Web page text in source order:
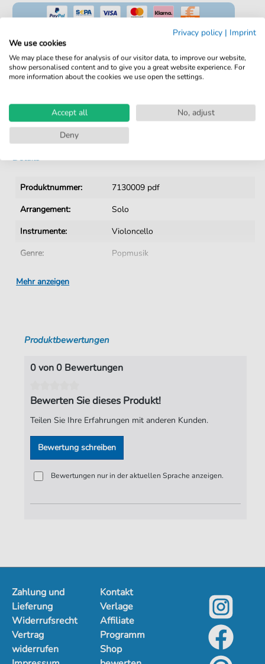
100% Legal & Lizenziert
Kein Abo. Fairer Einzelkauf.
Sofortiger Download nach Kauf
Details
Produktnummer:
7130009 pdf
Arrangement:
Solo
Instrumente:
Violoncello
Genre:
Popmusik
Sprache:
Künstler:
Autoren:
Tedder
Spieldauer:
03:09
ND-Verlag
Mehr anzeigen
Produktbewertungen
0 von 0 Bewertungen
Bewerten Sie dieses Produkt!
Teilen Sie Ihre Erfahrungen mit anderen Kunden.
Bewertung schreiben
Bewertungen nur in der aktuellen Sprache anzeigen.
Zahlung und
Lieferung
Widerrufsrecht
Vertrag
widerrufen
Kontakt
Verlage
Affiliate
Programm
Shop
Privacy policy | Imprint
We use cookies
We may place these for analysis of our visitor data, to improve our website,
show personalised content and to give you a great website experience. For
more information about the cookies we use open the settings.
Accept all
No, adjust
Deny